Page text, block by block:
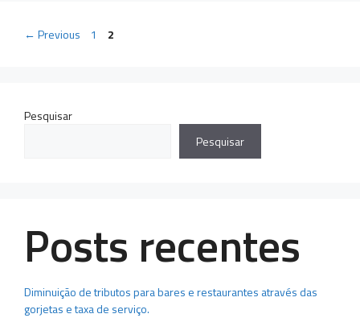
← Previous Page
1 Page
2
Pesquisar
Pesquisar
Posts recentes
Diminuição de tributos para bares e restaurantes através das
gorjetas e taxa de serviço.